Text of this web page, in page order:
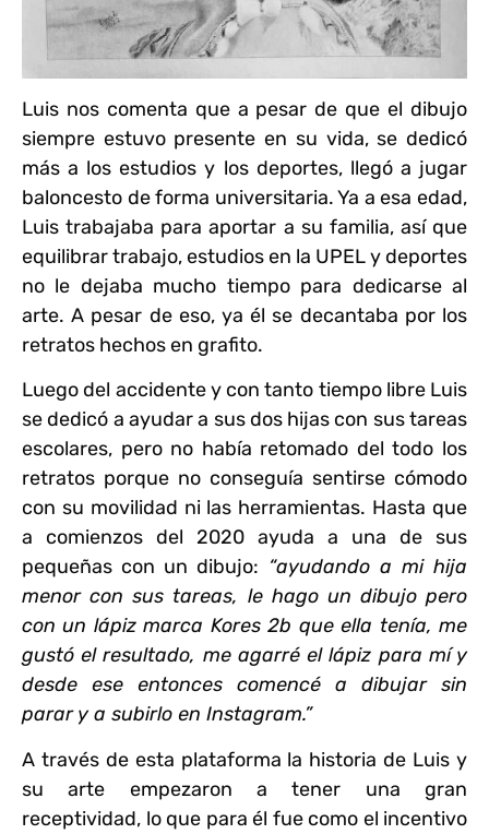
Luis nos comenta que a pesar de que el dibujo
siempre estuvo presente en su vida, se dedicó
más a los estudios y los deportes, llegó a jugar
baloncesto de forma universitaria.Ya a esa edad,
Luis trabajaba para aportar a su familia, así que
equilibrar trabajo, estudios en la UPEL y deportes
no le dejaba mucho tiempo para dedicarse al
arte.A pesar de eso, ya él se decantaba por los
retratos hechos en grafito.
Luego del accidente y con tanto tiempo libre Luis
se dedicó a ayudar a sus dos hijas con sus tareas
escolares, pero no había retomado del todo los
retratos porque no conseguía sentirse cómodo
con su movilidad ni las herramientas. Hasta que
a comienzos del 2020 ayuda a una de sus
pequeñas con un dibujo: “ayudando a mi hija
menor con sus tareas, le hago un dibujo pero
con un lápiz marca Kores 2b que ella tenía, me
gustó el resultado, me agarré el lápiz para mí y
desde ese entonces comencé a dibujar sin
parar y a subirlo en Instagram.”
A través de esta plataforma la historia de Luis y
su arte empezaron a tener una gran
receptividad, lo que para él fue como el incentivo